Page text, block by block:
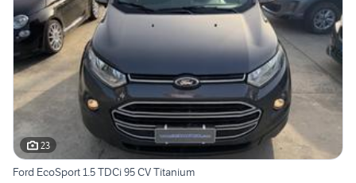
23
Ford EcoSport 1.5 TDCi 95 CV Titanium